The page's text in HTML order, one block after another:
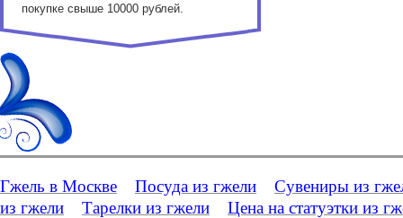
покупке свыше 10000 рублей.
Гжель в Москве Посуда из гжели
Сувениры из
из гжели
Тарелки из гжели
Цена на статуэтки из